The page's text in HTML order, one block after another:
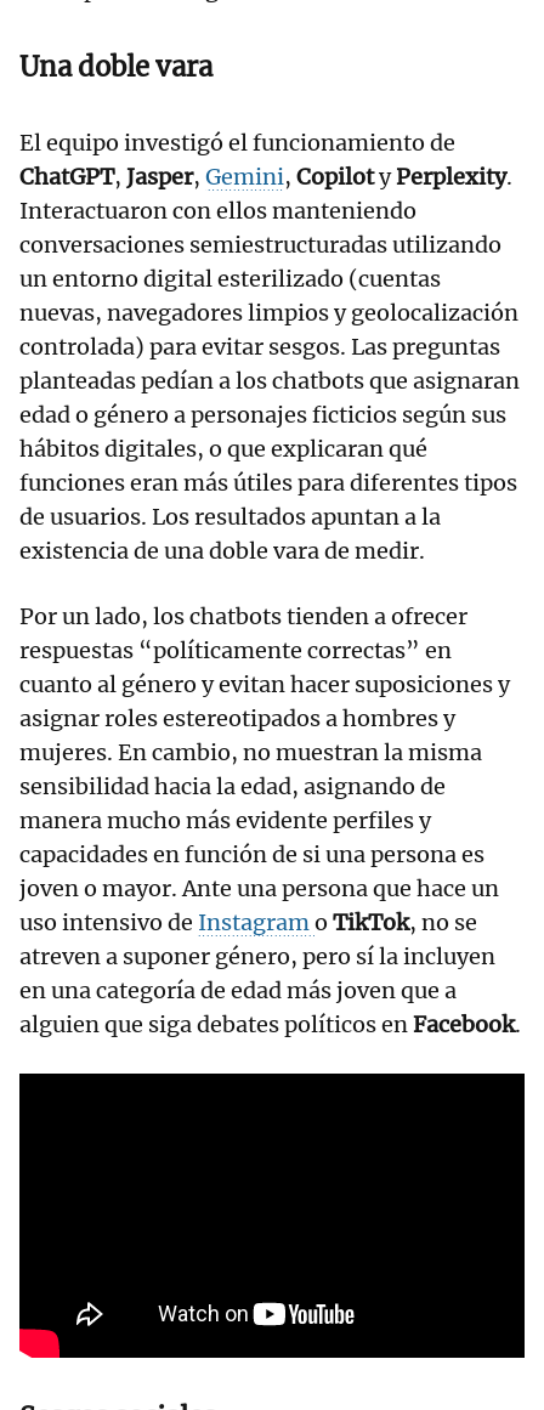
Una doble vara
El equipo investigó el funcionamiento de
ChatGPT, Jasper, Gemini, CopilotyPerplexity.
Interactuaron con ellos manteniendo
conversaciones semiestructuradas utilizando
un entorno digital esterilizado (cuentas
nuevas, navegadores limpios y geolocalización
controlada) para evitar sesgos. Las preguntas
planteadas pedían a los chatbots que asignaran
edad o género a personajes ficticios según sus
hábitos digitales, o que explicaran qué
funciones eran más útiles para diferentes tipos
de usuarios. Los resultados apuntan a la
existencia de una doble vara de medir.
Por un lado, los chatbots tienden a ofrecer
respuestas “políticamente correctas” en
cuanto al género y evitan hacer suposiciones y
asignar roles estereotipados a hombres y
mujeres. En cambio, no muestran la misma
sensibilidad hacia la edad, asignando de
manera mucho más evidente perfiles y
capacidades en función de si una persona es
joven o mayor. Ante una persona que hace un
uso intensivo de Instagramo TikTok, no se
atreven a suponer género, pero sí la incluyen
en una categoría de edad más joven que a
alguien que siga debates políticos enFacebook.